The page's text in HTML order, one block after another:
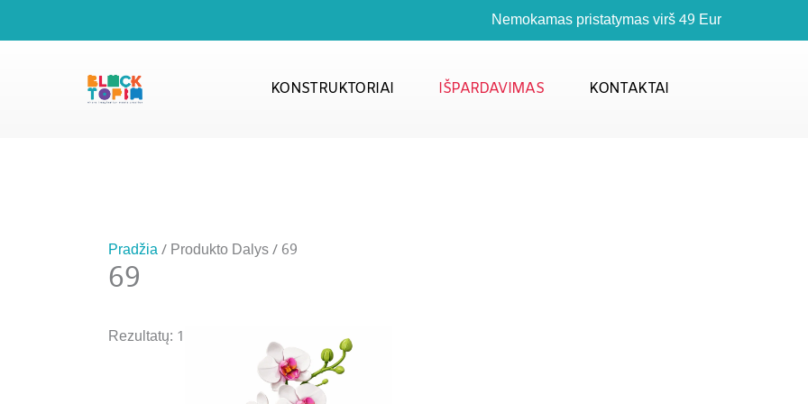
Nemokamas pristatymas virš 49 Eur
KONSTRUKTORIAI IŠPARDAVIMAS KONTAKTAI
Pradžia/ Produkto Dalys / 69
69
Rezultatų: 1